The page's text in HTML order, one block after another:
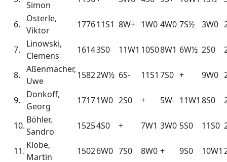
Simon
6.
Österle,
Viktor
177611S1 8W+ 1W0 4W0 7S½ 3W0
7.
Linowski,
Clemens
16143S0 11W1 10S08W1 6W½ 2S0
8.
Aßenmacher,
Uwe
15822W½ 6S- 11S1 7S0 + 9W0
9.
Donkoff,
Georg
17171W0 2S0 + 5W- 11W1 8S0
10.
Böhler,
Sandro
15254S0 + 7W1 3W0 5S0 11S0
11.
Klobe,
Martin
15026W0 7S0 8W0 + 9S0 10W1